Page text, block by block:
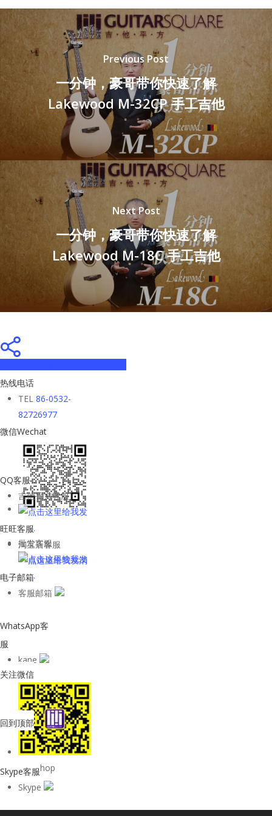
Previous Post
一分钟，豪哥带你快速了解
Lakewood M-32CP 手工吉他
Next Post
一分钟，豪哥带你快速了解
Lakewood M-18C 手工吉他
热线电话
TEL 86-0532-
82726977
微信Wechat
QQ客服
吉他平方客服
批发客服
旺旺客服
淘宝店客服
电子邮箱
客服邮箱
WhatsApp客
服
kane
关注微信
购物Shop
回到顶部
Skype客服
Skype